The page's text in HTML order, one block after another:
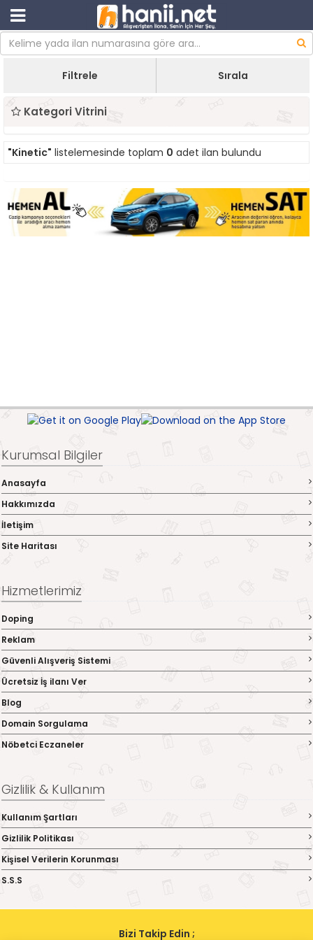
Filtrele Sırala
Kategori Vitrini
"Kinetic" listelemesinde toplam 0 adet ilan bulundu
Kurumsal Bilgiler
Anasayfa
Hakkımızda
İletişim
Site Haritası
Hizmetlerimiz
Doping
Reklam
Güvenli Alışveriş Sistemi
Ücretsiz İş ilanı Ver
Blog
Domain Sorgulama
Nöbetci Eczaneler
Gizlilik & Kullanım
Kullanım Şartları
Gizlilik Politikası
Kişisel Verilerin Korunması
S.S.S
Bizi Takip Edin ;